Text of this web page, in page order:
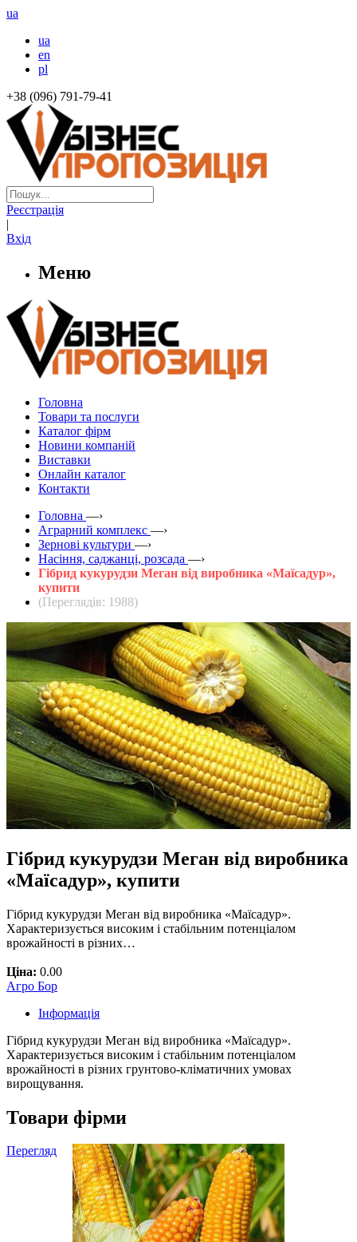
ua
ua
en
pl
+38 (096) 791-79-41
Реєстрація
|
Вхід
Меню
Головна
Товари та послуги
Каталог фірм
Новини компаній
Виставки
Онлайн каталог
Контакти
Головна —›
Аграрний комплекс —›
Зернові культури —›
Насіння, саджанці, розсада —›
Гібрид кукурудзи Меган від виробника «Маїсадур»,
купити
(Переглядів: 1988)
Гібрид кукурудзи Меган від виробника
«Маїсадур», купити
Гібрид кукурудзи Меган від виробника «Маїсадур».
Характеризується високим і стабільним потенціалом
врожайності в різних…
Ціна: 0.00
Агро Бор
Інформація
Гібрид кукурудзи Меган від виробника «Маїсадур».
Характеризується високим і стабільним потенціалом
врожайності в різних грунтово-кліматичних умовах
вирощування.
Товари фірми
Перегляд